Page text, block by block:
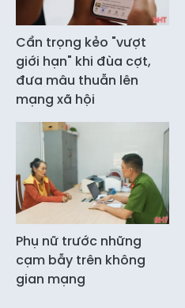
Cẩn trọng kẻo "vượt
giới hạn" khi đùa cợt,
đưa mâu thuẫn lên
mạng xã hội
Phụ nữ trước những
cạm bẫy trên không
gian mạng